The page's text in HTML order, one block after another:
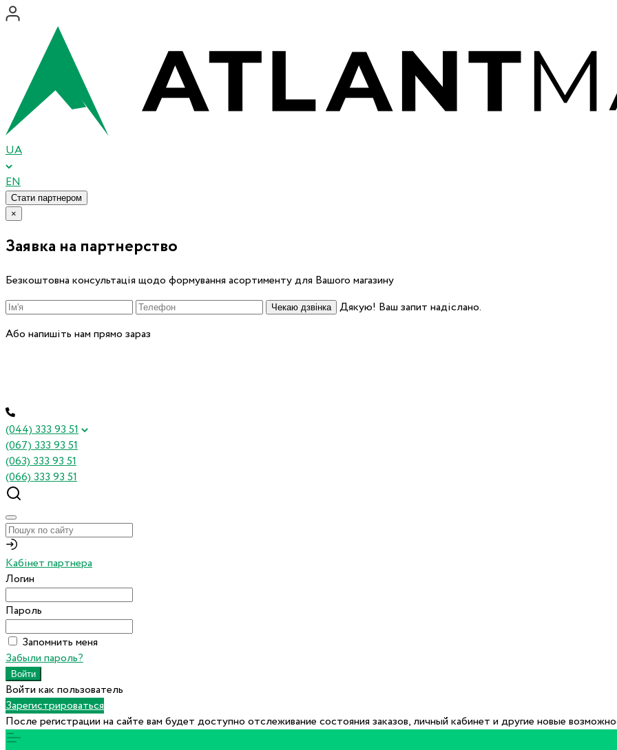
UA
EN
Стати партнером
×
Заявка на партнерство
Безкоштовна консультація щодо формування асортименту для Вашого магазину
Чекаю дзвінка
Дякую! Ваш запит надіслано.
Або напишіть нам прямо зараз
(044) 333 93 51
(067) 333 93 51
(063) 333 93 51
(066) 333 93 51
Кабінет партнера
Логин
Пароль
Запомнить меня
Забыли пароль?
Войти как пользователь
Зарегистрироваться
После регистрации на сайте вам будет доступно отслеживание состояния заказов, личный кабинет и другие новые